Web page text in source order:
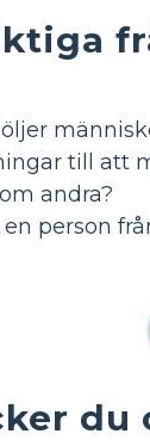
till att
andra?
person
du